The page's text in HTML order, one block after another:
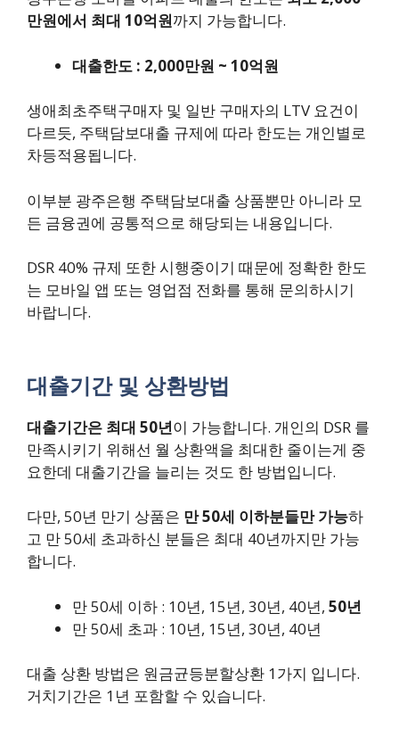
만원에서 최대 10억원까지 가능합니다.
대출한도 : 2,000만원 ~ 10억원
생애최초주택구매자 및 일반 구매자의 LTV 요건이
다르듯, 주택담보대출 규제에 따라 한도는 개인별로
차등적용됩니다.
이부분 광주은행 주택담보대출 상품뿐만 아니라 모
든 금융권에 공통적으로 해당되는 내용입니다.
DSR 40% 규제 또한 시행중이기 때문에 정확한 한도
는 모바일 앱 또는 영업점 전화를 통해 문의하시기
바랍니다.
대출기간 및 상환방법
대출기간은 최대 50년이 가능합니다. 개인의 DSR 를
만족시키기 위해선 월 상환액을 최대한 줄이는게 중
요한데 대출기간을 늘리는 것도 한 방법입니다.
다만, 50년 만기 상품은 만 50세 이하분들만 가능하
고 만 50세 초과하신 분들은 최대 40년까지만 가능
합니다.
만 50세 이하 : 10년, 15년, 30년, 40년, 50년
만 50세 초과 : 10년, 15년, 30년, 40년
대출 상환 방법은 원금균등분할상환 1가지 입니다.
거치기간은 1년 포함할 수 있습니다.